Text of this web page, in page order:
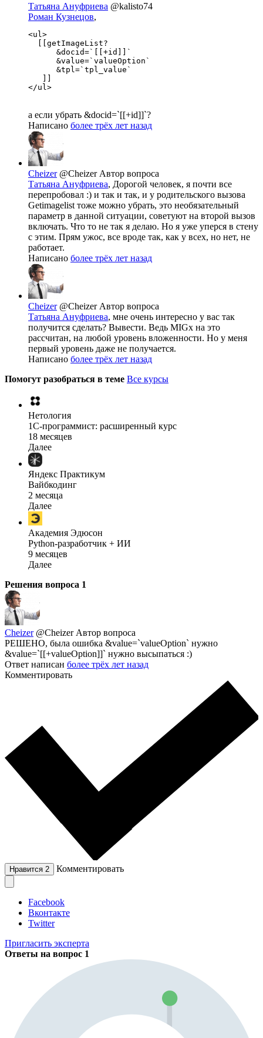
Татьяна Ануфриева @kalisto74
Роман Кузнецов,
<ul>
  [[getImageList?
      &docid=`[[+id]]`
      &value=`valueOption`
      &tpl=`tpl_value`
</ul>
а если убрать &docid=`[[+id]]`?
Написано более трёх лет назад
Cheizer @Cheizer Автор вопроса
Татьяна Ануфриева, Дорогой человек, я почти все
перепробовал :) и так и так, и у родительского вызова
Getimagelist тоже можно убрать, это необязательный
параметр в данной ситуации, советуют на второй вызов
включать. Что то не так я делаю. Но я уже уперся в стену
с этим. Прям ужос, все вроде так, как у всех, но нет, не
работает.
Написано более трёх лет назад
Cheizer @Cheizer Автор вопроса
Татьяна Ануфриева, мне очень интересно у вас так
получится сделать? Вывести. Ведь MIGx на это
рассчитан, на любой уровень вложенности. Но у меня
первый уровень даже не получается.
Написано более трёх лет назад
Помогут разобраться в теме Все курсы
Нетология
1C-программист: расширенный курс
18 месяцев
Далее
Яндекс Практикум
Вайбкодинг
2 месяца
Далее
Академия Эдюсон
Python-разработчик + ИИ
9 месяцев
Далее
Решения вопроса 1
Cheizer @Cheizer Автор вопроса
РЕШЕНО, была ошибка &value=`valueOption` нужно
&value=`[[+valueOption]]` нужно высыпаться :)
Ответ написан более трёх лет назад
Комментировать
Нравится 2 Комментировать
Facebook
Вконтакте
Twitter
Пригласить эксперта
Ответы на вопрос 1